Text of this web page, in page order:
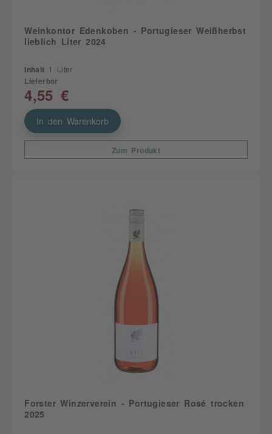
Weinkontor Edenkoben - Portugieser Weißherbst
lieblich Liter 2024
Inhalt 1 Liter
Lieferbar
4,55 €
In den Warenkorb
Zum Produkt
Forster Winzerverein - Portugieser Rosé trocken
2025